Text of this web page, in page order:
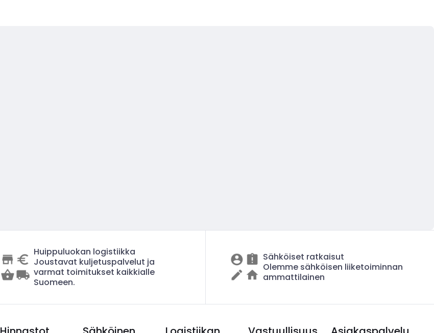
Huippuluokan logistiikka
Joustavat kuljetuspalvelut ja
varmat toimitukset kaikkialle
Suomeen.
Sähköiset ratkaisut
Olemme sähköisen liiketoiminnan
ammattilainen